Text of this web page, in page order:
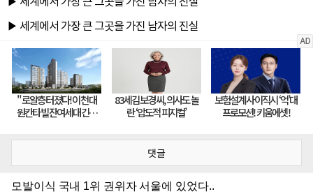
댓글